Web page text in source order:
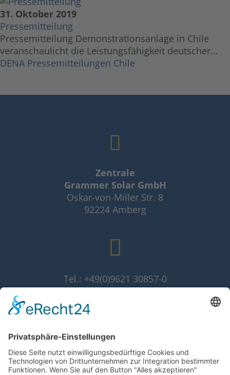
powered byUsercentrics
Consent Management
Platform&
31. Oktober 2019
Pressemitteilung
Pressemitteilung Demonstrationsanlage in Chile
veranschaulicht die Leistungsfähigkeit deutscher...
DENA Pressemitteilungen Chile
Zentrale
Grammer Solar GmbH
Oskar-von-Miller Str. 8
92224 Amberg
Tel.: +49(0)9621 30857-0
Fax: +49(0)9621 30857-10
info@grammer-solar.de
www.grammer-solar.com